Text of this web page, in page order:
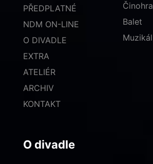
PŘEDPLATNÉ
NDM ON-LINE
O DIVADLE
EXTRA
ATELIÉR
ARCHIV
KONTAKT
Činohra
Balet
Muzikál
O divadle